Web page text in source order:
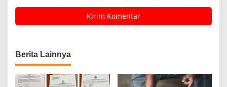
Berita Lainnya